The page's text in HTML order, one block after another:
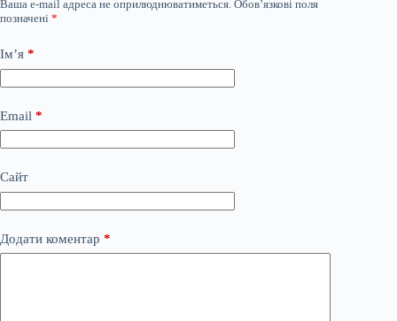
Ваша e-mail адреса не оприлюднюватиметься. Обов’язкові поля
позначені *
Ім’я *
Email *
Сайт
Додати коментар *